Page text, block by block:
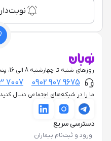
روزهای شنبه تا چهارشنبه 8 الی 16، پنجشنبه 8 الی 12
0902 907 9675
7007
ما را در شبکه‌های اجتماعی دنبال کنید
دسترسی سریع
ورود و ثبت‌نام بیماران